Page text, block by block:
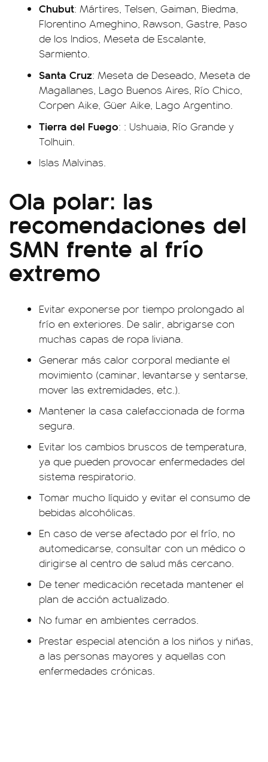
Chubut: Mártires, Telsen, Gaiman, Biedma,
Florentino Ameghino, Rawson, Gastre, Paso
de los Indios, Meseta de Escalante,
Sarmiento.
Santa Cruz: Meseta de Deseado, Meseta de
Magallanes, Lago Buenos Aires, Río Chico,
Corpen Aike, Güer Aike, Lago Argentino.
Tierra del Fuego: : Ushuaia, Río Grande y
Tolhuin.
Islas Malvinas.
Ola polar: las
recomendaciones del
SMN frente al frío
extremo
Evitar exponerse por tiempo prolongado al
frío en exteriores. De salir, abrigarse con
muchas capas de ropa liviana.
Generar más calor corporal mediante el
movimiento (caminar, levantarse y sentarse,
mover las extremidades, etc.).
Mantener la casa calefaccionada de forma
segura.
Evitar los cambios bruscos de temperatura,
ya que pueden provocar enfermedades del
sistema respiratorio.
Tomar mucho líquido y evitar el consumo de
bebidas alcohólicas.
En caso de verse afectado por el frío, no
automedicarse, consultar con un médico o
dirigirse al centro de salud más cercano.
De tener medicación recetada mantener el
plan de acción actualizado.
No fumar en ambientes cerrados.
Prestar especial atención a los niños y niñas,
a las personas mayores y aquellas con
enfermedades crónicas.